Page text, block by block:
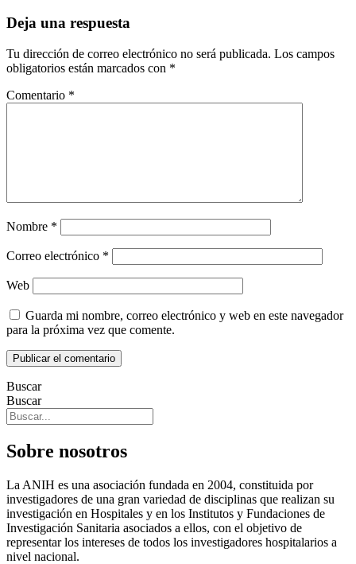
Deja una respuesta
Tu dirección de correo electrónico no será publicada. Los campos
obligatorios están marcados con *
Comentario *
Nombre *
Correo electrónico *
Web
Guarda mi nombre, correo electrónico y web en este navegador
para la próxima vez que comente.
Buscar
Buscar
Sobre nosotros
La ANIH es una asociación fundada en 2004, constituida por
investigadores de una gran variedad de disciplinas que realizan su
investigación en Hospitales y en los Institutos y Fundaciones de
Investigación Sanitaria asociados a ellos, con el objetivo de
representar los intereses de todos los investigadores hospitalarios a
nivel nacional.